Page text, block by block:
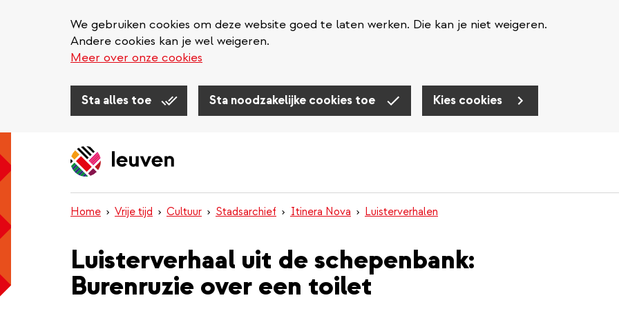
We gebruiken cookies om deze website goed te laten werken. Die kan je niet weigeren.
Andere cookies kan je wel weigeren.
Meer over onze cookies
Sta alles toe Sta noodzakelijke cookies toe Kies cookies
Home Vrije tijd Cultuur Stadsarchief Itinera Nova Luisterverhalen
Luisterverhaal uit de schepenbank:
Burenruzie over een toilet